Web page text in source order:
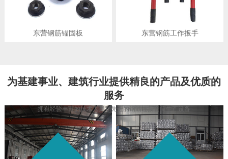
东营钢筋锚固板 东营钢筋工作扳手
为基建事业、建筑行业提供精良的产品及优质的
服务
拥有经验丰富的技术人员和先进的钢筋连接套筒生产设备